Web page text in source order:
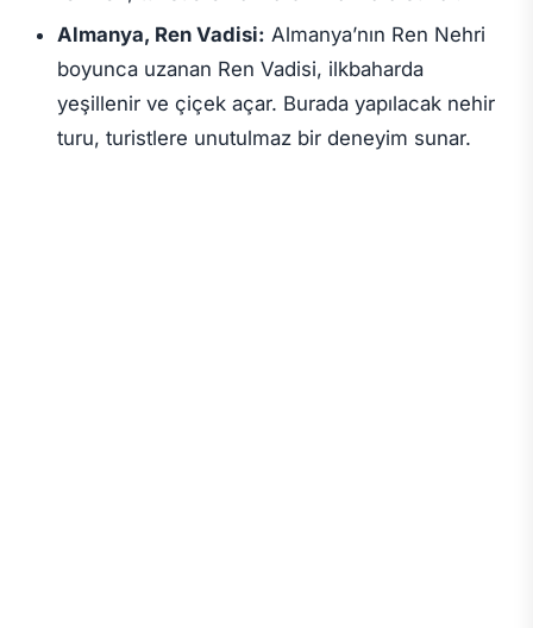
Almanya, Ren Vadisi: Almanya’nın Ren Nehri
boyunca uzanan Ren Vadisi, ilkbaharda
yeşillenir ve çiçek açar. Burada yapılacak nehir
turu, turistlere unutulmaz bir deneyim sunar.